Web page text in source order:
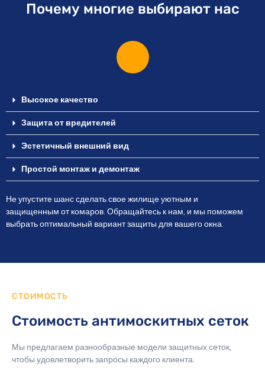
Почему многие выбирают нас
Высокое качество
Защита от вредителей
Эстетичный внешний вид
Простой монтаж и демонтаж
Не упустите шанс сделать свое жилище уютным и
защищенным от комаров. Обращайтесь к нам, и мы поможем
выбрать оптимальный вариант защиты для вашего окна.
СТОИМОСТЬ
Стоимость антимоскитных сеток
Мы предлагаем разнообразные модели защитных сеток,
чтобы удовлетворить запросы каждого клиента.